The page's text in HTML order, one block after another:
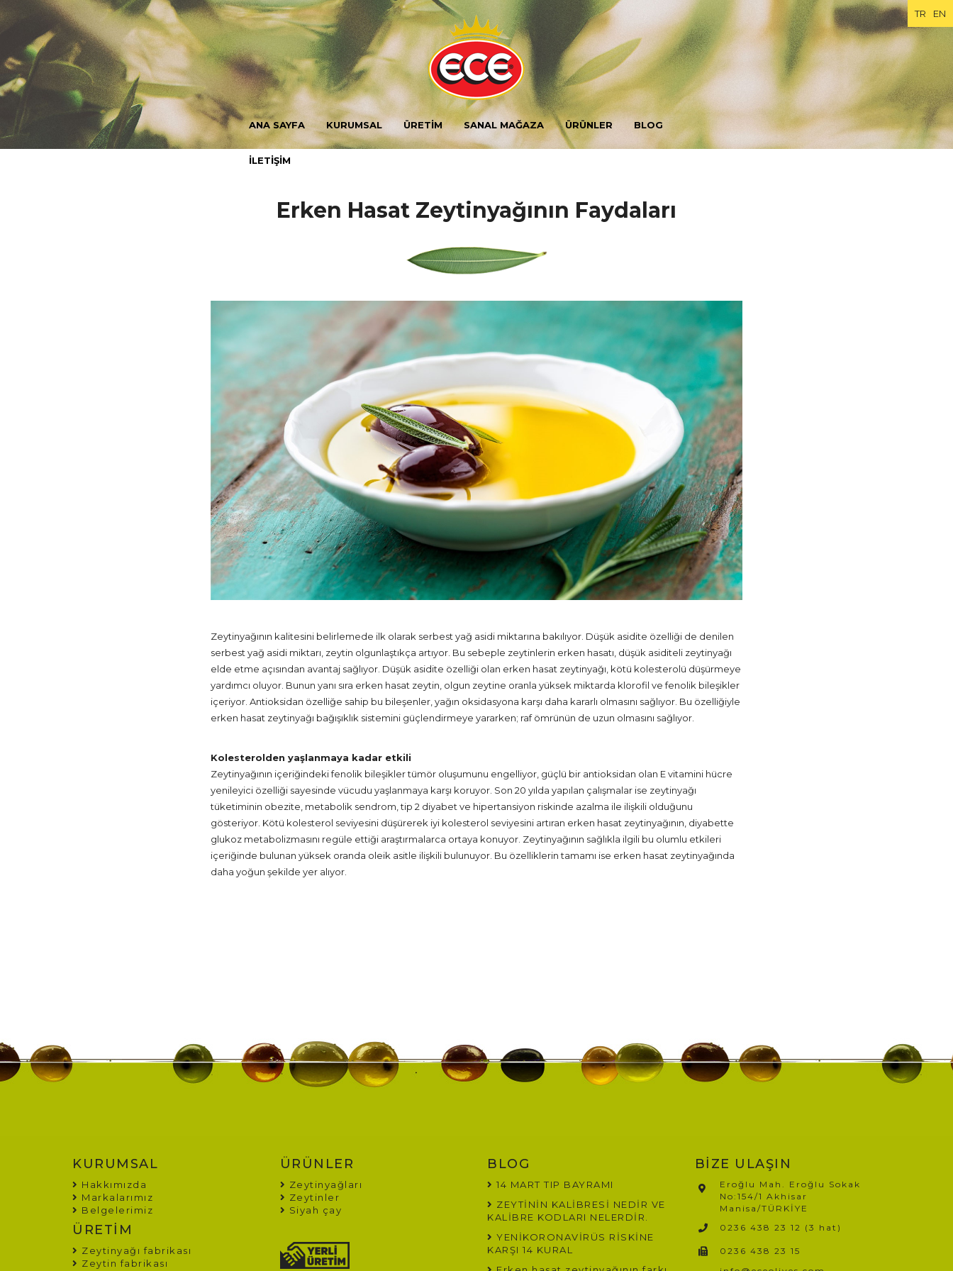
TR EN
ANA SAYFA KURUMSAL ÜRETİM SANAL MAĞAZA ÜRÜNLER BLOG
İLETİŞİM
Erken Hasat Zeytinyağının Faydaları
Zeytinyağının kalitesini belirlemede ilk olarak serbest yağ asidi miktarına bakılıyor. Düşük asidite özelliği de denilen
serbest yağ asidi miktarı, zeytin olgunlaştıkça artıyor. Bu sebeple zeytinlerin erken hasatı, düşük asiditeli zeytinyağı
elde etme açısından avantaj sağlıyor. Düşük asidite özelliği olan erken hasat zeytinyağı, kötü kolesterolü düşürmeye
yardımcı oluyor. Bunun yanı sıra erken hasat zeytin, olgun zeytine oranla yüksek miktarda klorofil ve fenolik bileşikler
içeriyor. Antioksidan özelliğe sahip bu bileşenler, yağın oksidasyona karşı daha kararlı olmasını sağlıyor. Bu özelliğiyle
erken hasat zeytinyağı bağışıklık sistemini güçlendirmeye yararken; raf ömrünün de uzun olmasını sağlıyor.
Kolesterolden yaşlanmaya kadar etkili
Zeytinyağının içeriğindeki fenolik bileşikler tümör oluşumunu engelliyor, güçlü bir antioksidan olan E vitamini hücre
yenileyici özelliği sayesinde vücudu yaşlanmaya karşı koruyor. Son 20 yılda yapılan çalışmalar ise zeytinyağı
tüketiminin obezite, metabolik sendrom, tip 2 diyabet ve hipertansiyon riskinde azalma ile ilişkili olduğunu
gösteriyor. Kötü kolesterol seviyesini düşürerek iyi kolesterol seviyesini artıran erken hasat zeytinyağının, diyabette
glukoz metabolizmasını regüle ettiği araştırmalarca ortaya konuyor. Zeytinyağının sağlıkla ilgili bu olumlu etkileri
içeriğinde bulunan yüksek oranda oleik asitle ilişkili bulunuyor. Bu özelliklerin tamamı ise erken hasat zeytinyağında
daha yoğun şekilde yer alıyor.
KURUMSAL
Hakkımızda
Markalarımız
Belgelerimiz
ÜRETİM
Zeytinyağı fabrikası
Zeytin fabrikası
ÜRÜNLER
Zeytinyağları
Zeytinler
Siyah çay
BLOG
14 MART TIP BAYRAMI
ZEYTİNİN KALİBRESİ NEDİR VE
KALİBRE KODLARI NELERDİR.
YENİKORONAVİRÜS RİSKİNE
KARŞI 14 KURAL
BİZE ULAŞIN
Eroğlu Mah. Eroğlu Sokak
No:154/1 Akhisar
Manisa/TÜRKİYE​
0236 438 23 12 (3 hat)
0236 438 23 15